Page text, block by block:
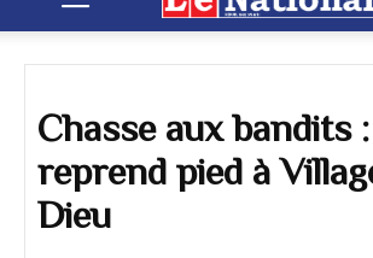
Chasse aux bandits
reprend pied à
Dieu